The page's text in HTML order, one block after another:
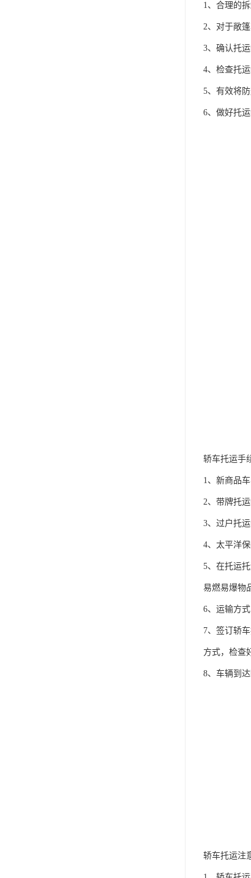
1、合理的
2、对于敞
3、确认托
4、检查托
5、有效将
6、做好托
轿车托运手
1、新商品
2、带牌托
3、过户托
4、太平洋
5、在托运
易燃易爆物
6、运输方
7、签订轿
方式，检查
8、车辆到
轿车托运注